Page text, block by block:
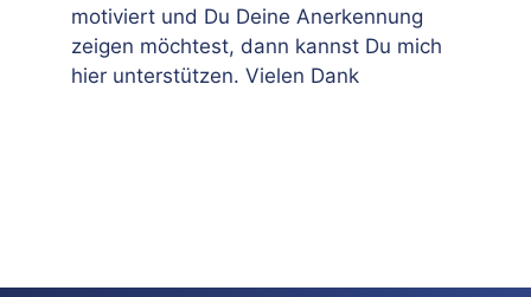
motiviert und Du Deine Anerkennung
zeigen möchtest, dann kannst Du mich
hier unterstützen. Vielen Dank